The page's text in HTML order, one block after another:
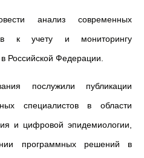
анализ современных
к учету и мониторингу
Российской Федерации.
послужили публикации
специалистов в области
и цифровой эпидемиологии,
программных решений в